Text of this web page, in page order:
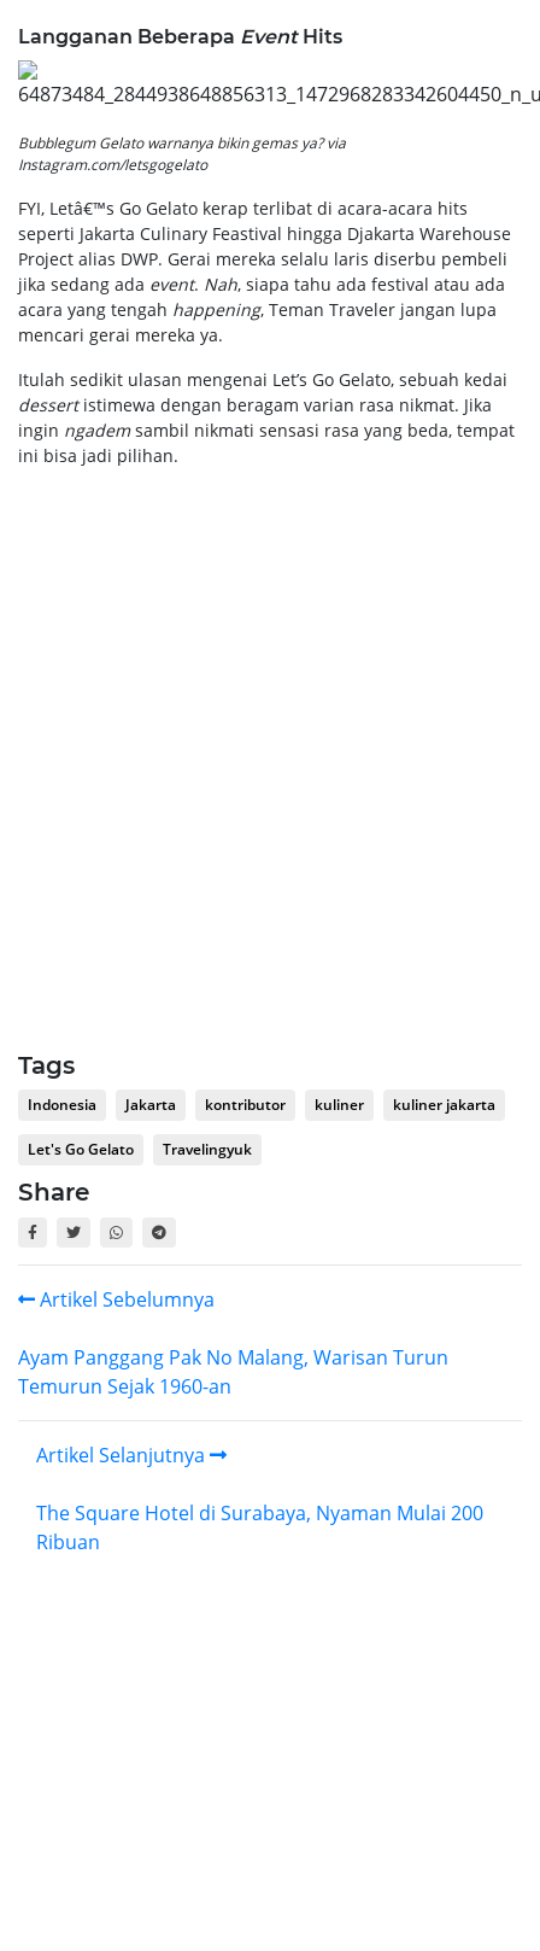
Langganan Beberapa EventHits
Bubblegum Gelato warnanya bikin gemas ya? via
Instagram.com/letsgogelato
FYI, Letâ€™s Go Gelato kerap terlibat di acara-acara hits
seperti Jakarta Culinary Feastival hingga Djakarta Warehouse
Project alias DWP. Gerai mereka selalu laris diserbu pembeli
jika sedang ada event. Nah, siapa tahu ada festival atau ada
acara yang tengah happening, Teman Traveler jangan lupa
mencari gerai mereka ya.
Itulah sedikit ulasan mengenai Let’s Go Gelato, sebuah kedai
dessertistimewa dengan beragam varian rasa nikmat. Jika
ingin ngademsambil nikmati sensasi rasa yang beda, tempat
ini bisa jadi pilihan.
Tags
Indonesia Jakarta kontributor kuliner kuliner jakarta
Let's Go Gelato Travelingyuk
Share
Artikel Sebelumnya
Ayam Panggang Pak No Malang, Warisan Turun
Temurun Sejak 1960-an
Artikel Selanjutnya
The Square Hotel di Surabaya, Nyaman Mulai 200
Ribuan